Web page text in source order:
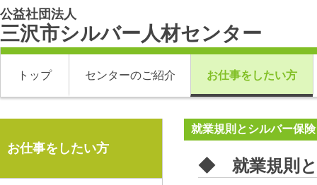
公益社団法人
三沢市シルバー人材センター
トップ センターのご紹介 お仕事をしたい方
就業規則とシルバー保険
◆ 就業規則と
お仕事をしたい方